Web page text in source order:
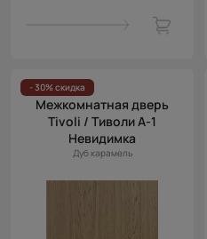
- 30% скидка
Межкомнатная дверь
Tivoli / Тиволи А-1
Невидимка
Дуб карамель